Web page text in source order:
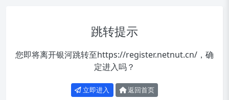
跳转提示
您即将离开银河跳转至https://register.netnut.cn/ ，确
定进入吗？
立即进入 返回首页